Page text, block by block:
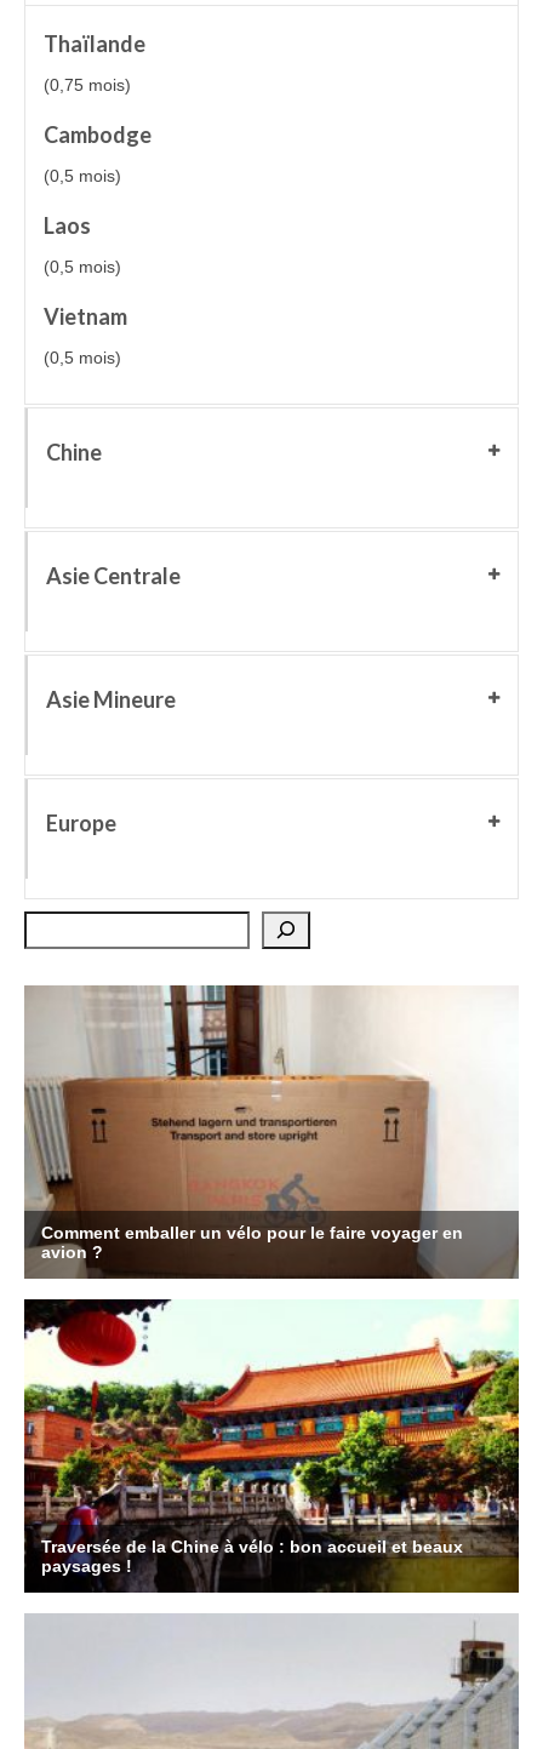
Thaïlande
(0,75 mois)
Cambodge
(0,5 mois)
Laos
(0,5 mois)
Vietnam
(0,5 mois)
Chine
Asie Centrale
Asie Mineure
Europe